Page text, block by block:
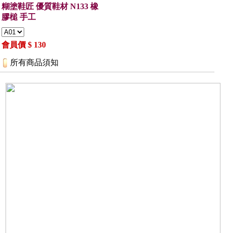
糊塗鞋匠 優質鞋材 N133 橡
膠槌 手工
會員價 $ 130
所有商品須知